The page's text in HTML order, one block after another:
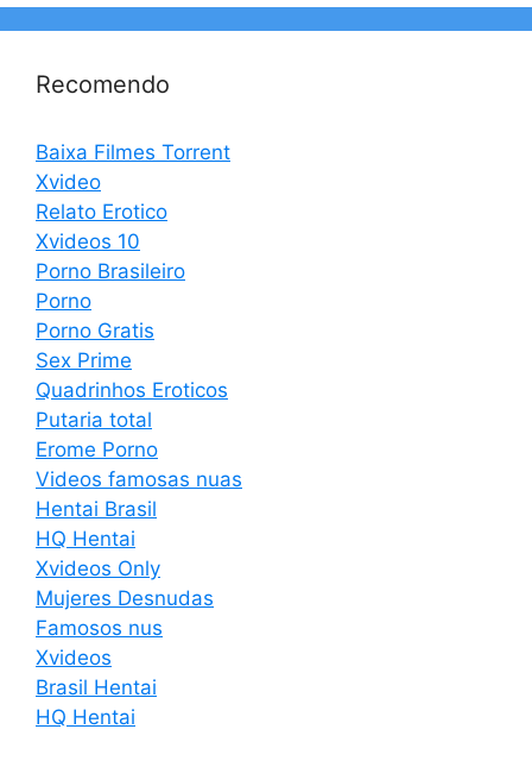
Recomendo
Baixa Filmes Torrent
Xvideo
Relato Erotico
Xvideos 10
Porno Brasileiro
Porno
Porno Gratis
Sex Prime
Quadrinhos Eroticos
Putaria total
Erome Porno
Videos famosas nuas
Hentai Brasil
HQ Hentai
Xvideos Only
Mujeres Desnudas
Famosos nus
Xvideos
Brasil Hentai
HQ Hentai